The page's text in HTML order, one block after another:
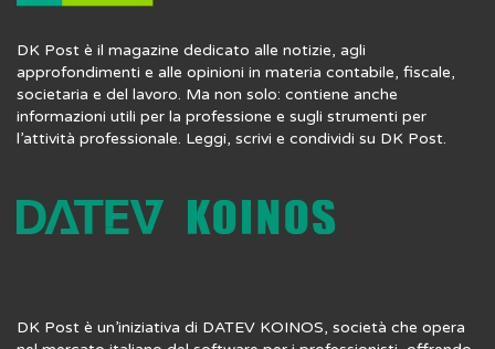
DK Post è il magazine dedicato alle notizie, agli
approfondimenti e alle opinioni in materia contabile, fiscale,
societaria e del lavoro. Ma non solo: contiene anche
informazioni utili per la professione e sugli strumenti per
l’attività professionale. Leggi, scrivi e condividi su DK Post.
DK Post è un’iniziativa di DATEV KOINOS, società che opera